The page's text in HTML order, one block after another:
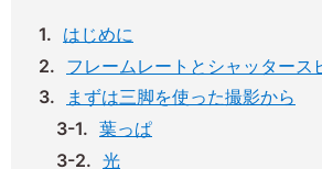
はじめに
フレームレートとシャッタース
まずは三脚を使った撮影から
葉っぱ
光